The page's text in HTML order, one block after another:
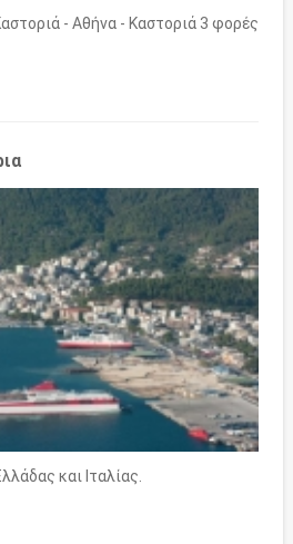
- Αθήνα - Καστοριά 3 φορές
και Ιταλίας.